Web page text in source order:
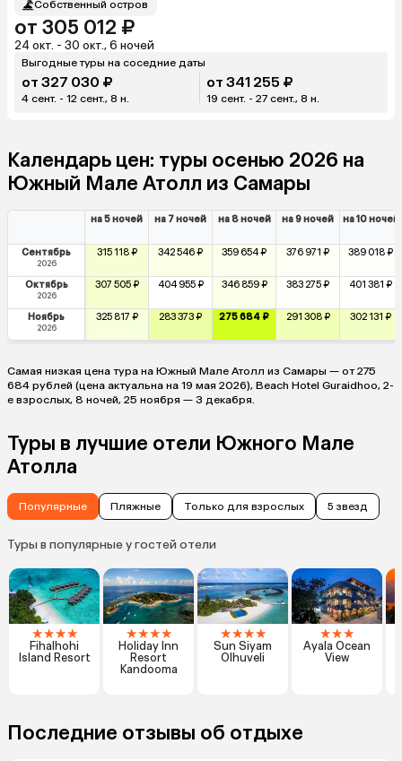
Собственный остров
от 305 012 ₽
24 окт. - 30 окт., 6 ночей
Выгодные туры на соседние даты
от 327 030 ₽
4 сент. - 12 сент., 8 н.
от 341 255 ₽
19 сент. - 27 сент., 8 н.
Календарь цен: туры осенью 2026 на
Южный Мале Атолл из Самары
на 5 ночей на 7 ночей на 8 ночей на 9 ночей на 10 ночей
Сентябрь
2026
315 118 ₽ 342 546 ₽ 359 654 ₽ 376 971 ₽ 389 018 ₽
Октябрь
2026
307 505 ₽ 404 955 ₽ 346 859 ₽ 383 275 ₽ 401 381 ₽
Ноябрь
2026
325 817 ₽ 283 373 ₽ 275 684 ₽ 291 308 ₽ 302 131 ₽
Самая низкая цена тура на Южный Мале Атолл из Самары — от 275
684 рублей (цена актуальна на 19 мая 2026), Beach Hotel Guraidhoo, 2-
е взрослых, 8 ночей, 25 ноября — 3 декабря.
Туры в лучшие отели Южного Мале
Атолла
Популярные Пляжные Только для взрослых 5 звезд
Туры в популярные у гостей отели
★★★★
Fihalhohi
Island Resort
★★★★
Holiday Inn
Resort
Kandooma
★★★★
Sun Siyam
Olhuveli
★★★
Ayala Ocean
View
Последние отзывы об отдыхе